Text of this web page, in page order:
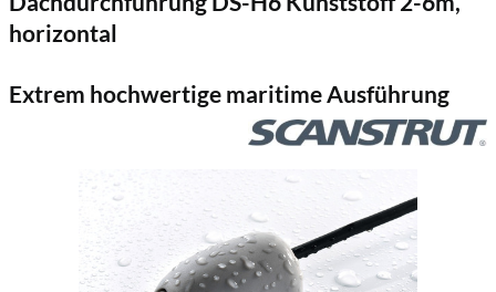
horizontal
Extrem hochwertige maritime Ausführung